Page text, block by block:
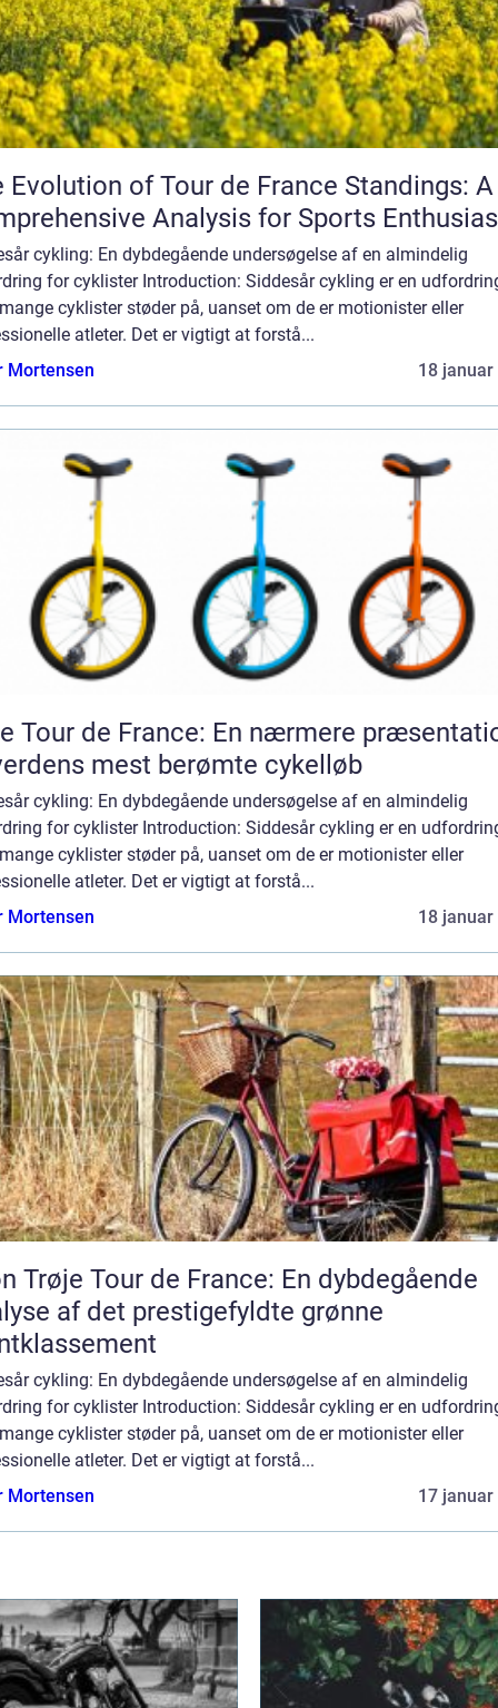
Evolution of Tour de France Standings: A
Analysis for Sports
cykling: En dybdegående undersøgelse af en almindelig
for cyklister Introduction: Siddesår cykling er en
cyklister støder på, uanset om de er motionister eller
atleter. Det er vigtigt at forstå...
Mortensen
18 januar
Tour de France: En nærmere
mest berømte cykelløb
cykling: En dybdegående undersøgelse af en almindelig
for cyklister Introduction: Siddesår cykling er en
cyklister støder på, uanset om de er motionister eller
atleter. Det er vigtigt at forstå...
Mortensen
18 januar
Trøje Tour de France: En dybdegående
af det prestigefyldte grønne
cykling: En dybdegående undersøgelse af en almindelig
for cyklister Introduction: Siddesår cykling er en
cyklister støder på, uanset om de er motionister eller
atleter. Det er vigtigt at forstå...
Mortensen
17 januar